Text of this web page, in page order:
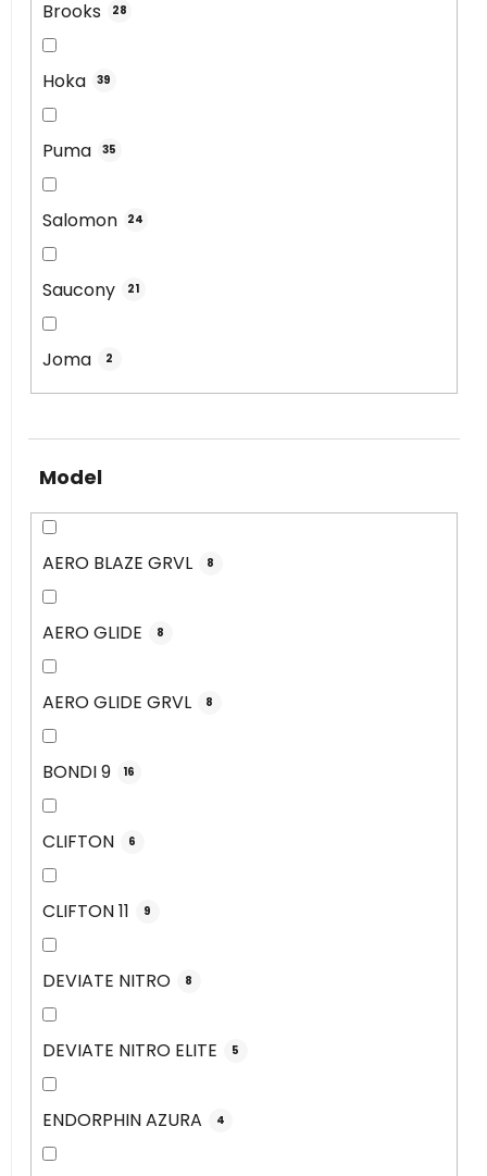
Brooks 28
Hoka 39
Puma 35
Salomon 24
Saucony 21
Joma 2
Model
AERO BLAZE GRVL 8
AERO GLIDE 8
AERO GLIDE GRVL 8
BONDI 9 16
CLIFTON 6
CLIFTON 11 9
DEVIATE NITRO 8
DEVIATE NITRO ELITE 5
ENDORPHIN AZURA 4